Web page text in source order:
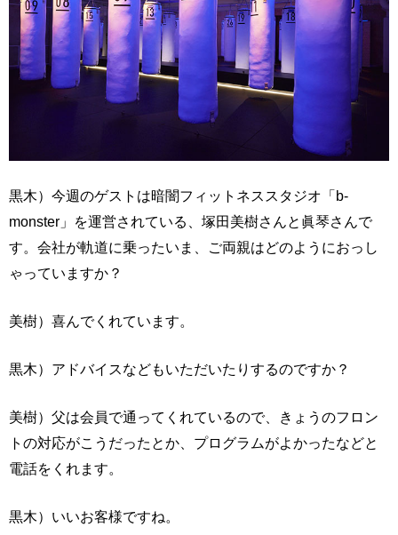
黒木）今週のゲストは暗闇フィットネススタジオ「b-
monster」を運営されている、塚田美樹さんと眞琴さんで
す。会社が軌道に乗ったいま、ご両親はどのようにおっし
ゃっていますか？
美樹）喜んでくれています。
黒木）アドバイスなどもいただいたりするのですか？
美樹）父は会員で通ってくれているので、きょうのフロン
トの対応がこうだったとか、プログラムがよかったなどと
電話をくれます。
黒木）いいお客様ですね。